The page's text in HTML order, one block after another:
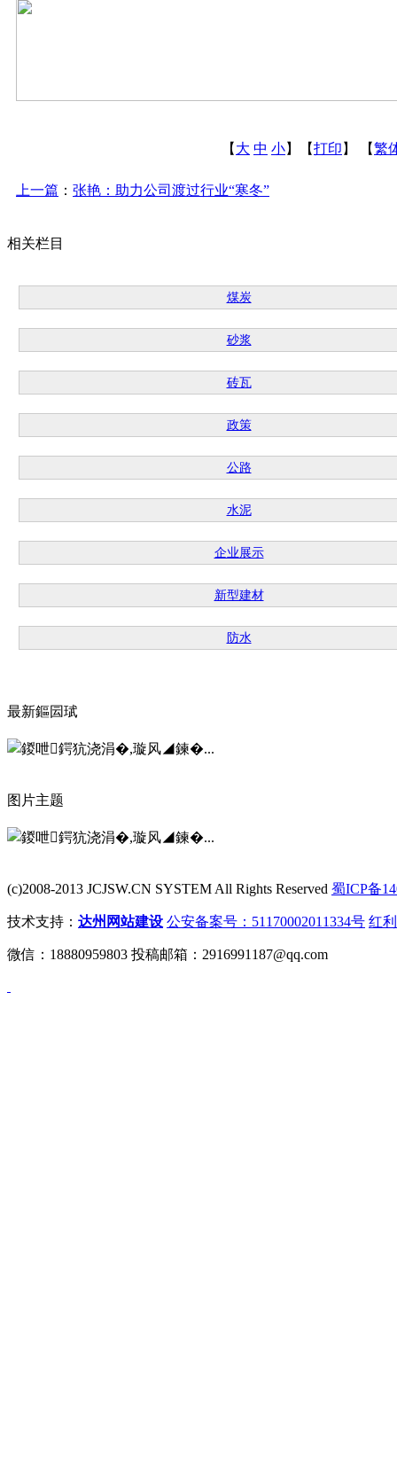
【 大 中 小】【打印 】 【繁
上一篇 ： 张艳：助力公司渡过行业“寒冬”
相关栏目
煤炭
砂浆
砖瓦
政策
公路
水泥
企业展示
新型建材
防水
最新鏂囩珷
图片主题
(c)2008-2013 JCJSW.CN SYSTEM All Rights Reserved 蜀ICP备
技术支持： 达州网站建设 公安备案号：51170002011334号 红
微信：18880959803 投稿邮箱：2916991187@qq.com